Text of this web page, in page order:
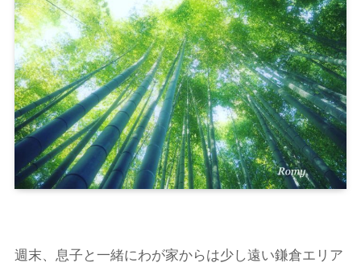
週末、息子と一緒にわが家からは少し遠い鎌倉エリア